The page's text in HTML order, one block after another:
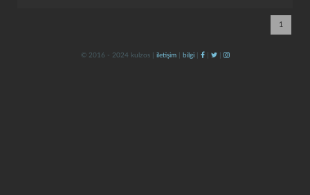
1
© 2016 - 2024 kulzos | iletişim| bilgi| | |